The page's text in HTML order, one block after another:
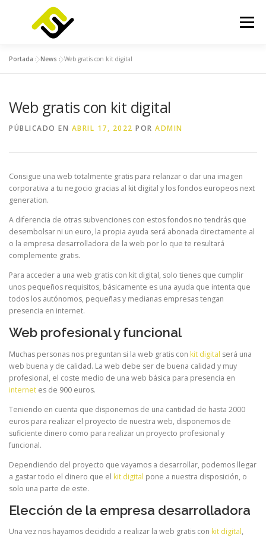
contenido
Menú
FOCUSLAB KIT DIGITAL KIT CONSULTING
Portada »News »Web gratis con kit digital
Web gratis con kit digital
PÚBLICADO EN ABRIL 17, 2022 POR ADMIN
Consigue una web totalmente gratis para relanzar o dar una imagen
corporativa a tu negocio gracias al kit digital y los fondos europeos next
generation.
A diferencia de otras subvenciones con estos fondos no tendrás que
desembolsar ni un euro, la propia ayuda será abonada directamente al
o la empresa desarrolladora de la web por lo que te resultará
complemente gratis.
Para acceder a una web gratis con kit digital, solo tienes que cumplir
unos pequeños requisitos, básicamente es una ayuda que intenta que
todos los autónomos, pequeñas y medianas empresas tengan
presencia en internet.
Web profesional y funcional
Muchas personas nos preguntan si la web gratis con kit digital será una
web buena y de calidad. La web debe ser de buena calidad y muy
profesional, el coste medio de una web básica para presencia en
internet es de 900 euros.
Teniendo en cuenta que disponemos de una cantidad de hasta 2000
euros para realizar el proyecto de nuestra web, disponemos de
suficiente dinero como para realizar un proyecto profesional y
funcional.
Dependiendo del proyecto que vayamos a desarrollar, podemos llegar
a gastar todo el dinero que el kit digital pone a nuestra disposición, o
solo una parte de este.
Elección de la empresa desarrolladora
Una vez nos hayamos decidido a realizar la web gratis con kit digital,